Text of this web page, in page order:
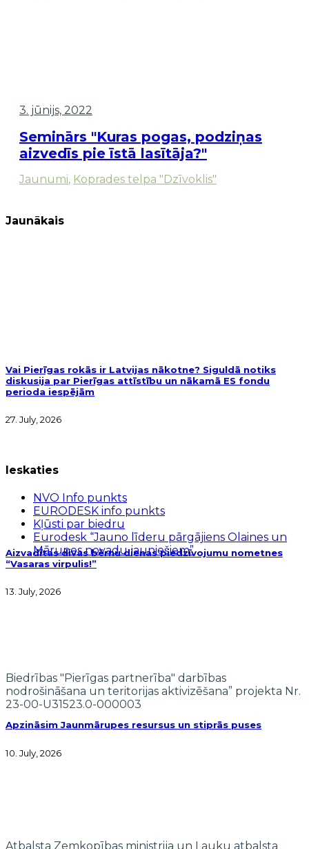
3. jūnijs, 2022
Seminārs "Kuras pogas, podziņas
aizvedīs pie īstā lasītāja?"
Jaunumi, Koprades telpa "Dzīvoklis"
Jaunākais
Vai Pierīgas rokās ir Latvijas nākotne? Siguldā notiks
diskusija par Pierīgas attīstību un nākamā ES fondu
perioda iespējām
27. July, 2026
Aizvadītas divas bērnu dienas piedzīvojumu nometnes
“Vasaras virpulis!”
13. July, 2026
Apzināsim Jaunmārupes resursus un stiprās puses
10. July, 2026
Ieskaties
NVO Info punkts
EURODESK info punkts
Kļūsti par biedru
Eurodesk “Jauno līderu pārgājiens Olaines un
Mārupes novadu jauniešiem”
Biedrības "Pierīgas partnerība" darbības
nodrošināšana un teritorijas aktivizēšana” projekta Nr.
23-00-U31523.0-000003
Atbalsta Zemkopības ministrija un Lauku atbalsta